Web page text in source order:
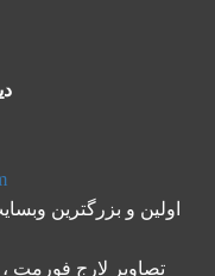
اولین و بزرگترین
تصاویر لارج فورمت